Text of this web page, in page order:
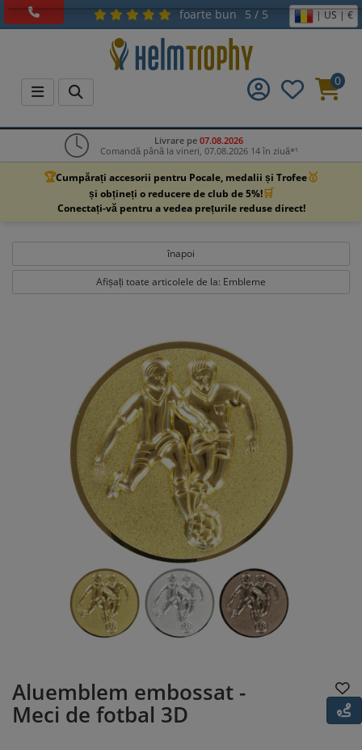
foarte bun 5 / 5 | US | €
0
Livrare pe 07.08.2026
Comandă până la vineri, 07.08.2026 14 în ziuă*¹
🏆Cumpărați accesorii pentru Pocale, medalii și Trofee🥇
și obțineți o reducere de club de 5%!🛒
Conectați-vă pentru a vedea prețurile reduse direct!
înapoi
Afișați toate articolele de la: Embleme
Aluemblem embossat -
Meci de fotbal 3D